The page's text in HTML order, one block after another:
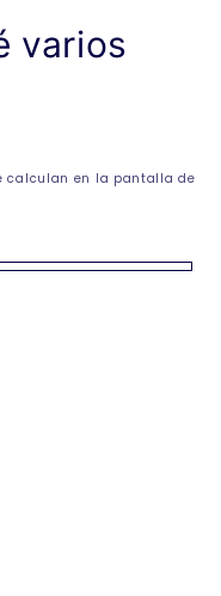
varios
calculan en la pantalla de